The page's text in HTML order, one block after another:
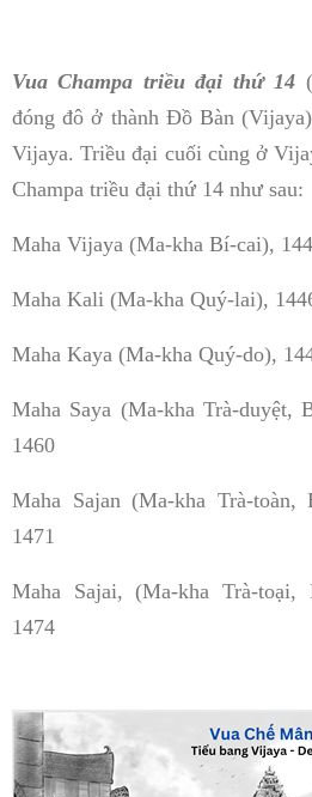
Vua Champa triều đại thứ 14
đóng đô ở thành Đồ Bàn
Vijaya. Triều đại cuối cùng ở
Champa triều đại thứ 14 như sau:
Maha Vijaya (Ma-kha Bí-cai),
Maha Kali (Ma-kha Quý-lai),
Maha Kaya (Ma-kha Quý-do),
Maha Saya (Ma-kha Trà-duyệt,
1460
Maha Sajan (Ma-kha Trà-toàn,
1471
Maha Sajai, (Ma-kha Trà-toại,
1474